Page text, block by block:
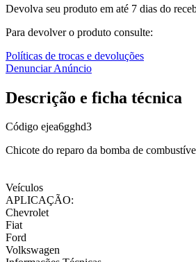
Devolva seu produto em até 7 dias do
Para devolver o produto consulte:
Políticas de trocas e devoluções
Denunciar Anúncio
Descrição e ficha técnica
Código ejea6gghd3
Chicote do reparo da bomba de
Veículos
APLICAÇÃO:
Chevrolet
Fiat
Ford
Volkswagen